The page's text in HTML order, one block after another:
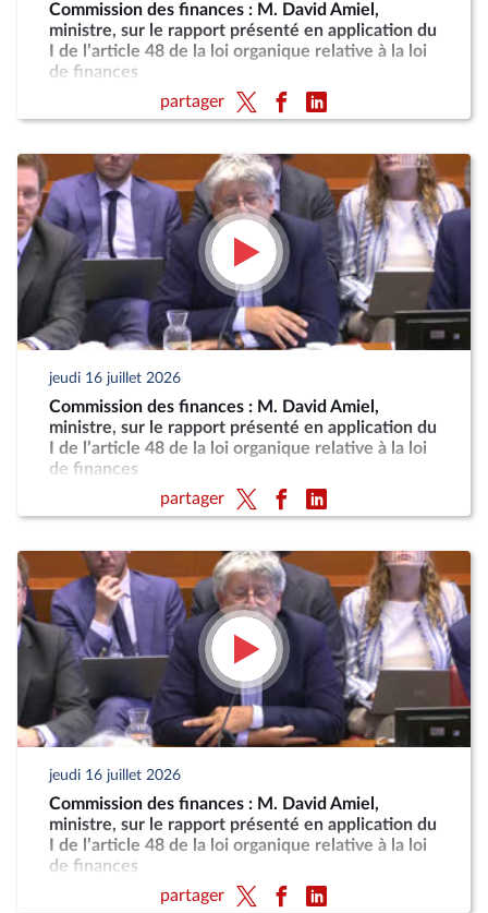
Commission des finances : M. David Amiel,
ministre, sur le rapport présenté en application du
I de l’article 48 de la loi organique relative à la loi
de finances
partager
jeudi 16 juillet 2026
Commission des finances : M. David Amiel,
ministre, sur le rapport présenté en application du
I de l’article 48 de la loi organique relative à la loi
de finances
partager
jeudi 16 juillet 2026
Commission des finances : M. David Amiel,
ministre, sur le rapport présenté en application du
I de l’article 48 de la loi organique relative à la loi
de finances
partager